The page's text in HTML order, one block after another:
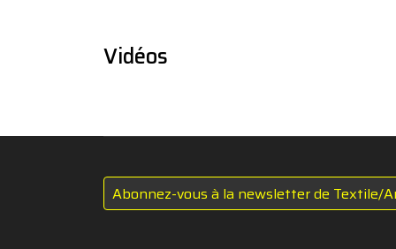
Vidéos
Abonnez-vous à la newsletter de Textile/